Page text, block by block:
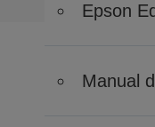
Epson
Manual